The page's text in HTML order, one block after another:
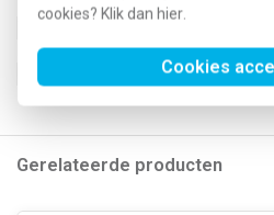
cookies? Klik dan hier
Cookies
EAN (GTIN-13)
Klusspullen artikelnummer
Gerelateerde producten